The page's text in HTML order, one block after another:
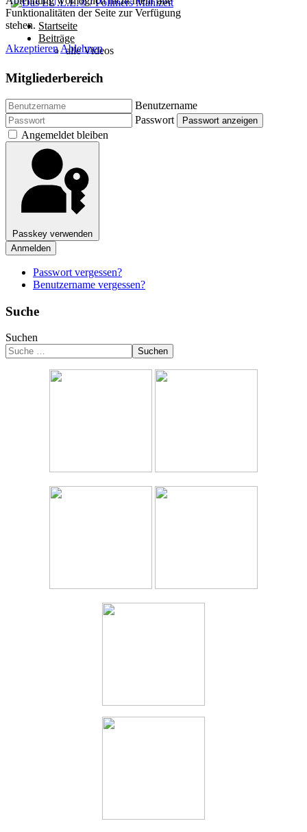
Mitgliederbereich
Benutzername
Passwort
Passwort anzeigen
Angemeldet bleiben
Passkey verwenden
Anmelden
Passwort vergessen?
Benutzername vergessen?
Suche
Suchen
Suchen